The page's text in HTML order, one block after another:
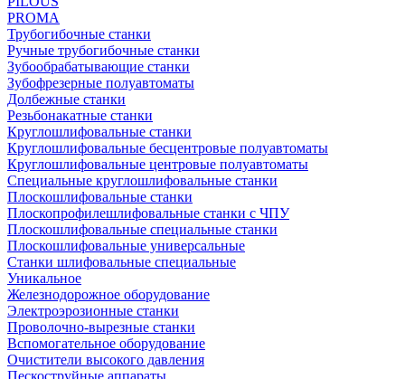
PROMA
Трубогибочные станки
Ручные трубогибочные станки
Зубообрабатывающие станки
Зубофрезерные полуавтоматы
Долбежные станки
Резьбонакатные станки
Круглошлифовальные станки
Круглошлифовальные бесцентровые полуавтоматы
Круглошлифовальные центровые полуавтоматы
Специальные круглошлифовальные станки
Плоскошлифовальные станки
Плоскопрофилешлифовальные станки с ЧПУ
Плоскошлифовальные специальные станки
Плоскошлифовальные универсальные
Станки шлифовальные специальные
Уникальное
Железнодорожное оборудование
Электроэрозионные станки
Проволочно-вырезные станки
Вспомогательное оборудование
Очистители высокого давления
Пескоструйные аппараты